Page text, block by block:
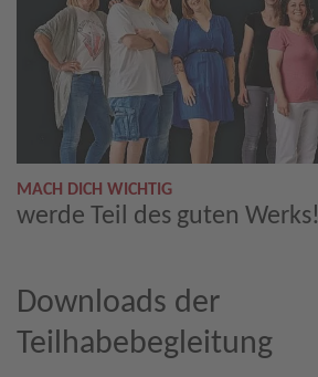
MACH DICH WICHTIG
werde Teil des guten Werks!
Downloads der
Teilhabebegleitung